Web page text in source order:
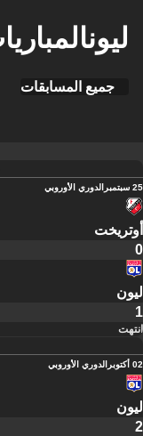
جميع المسابقات
25 سبتمبر الدوري الأوروبي
أوتريخت
0
ليون
1
انتهت
02 أكتوبر الدوري الأوروبي
ليون
2